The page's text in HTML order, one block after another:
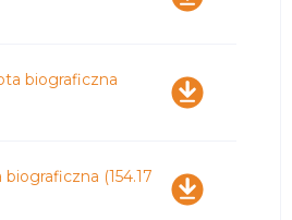
biograficzna
biograficzna (154.17